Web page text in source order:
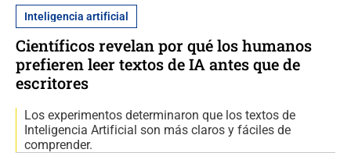
Inteligencia artificial
Científicos revelan por qué los humanos
prefieren leer textos de IA antes que de
escritores
Los experimentos determinaron que los textos de
Inteligencia Artificial son más claros y fáciles de
comprender.